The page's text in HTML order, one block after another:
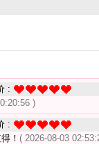
:
)
:
！ ( 2026-08-03